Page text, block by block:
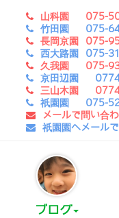
山科園 075-
竹田園 075-
長岡京園 075-
西大路園 075-
久我園 075-
京田辺園
三山木園
祇園園 075-
メールで問い合
祇園園へメール
ブログ